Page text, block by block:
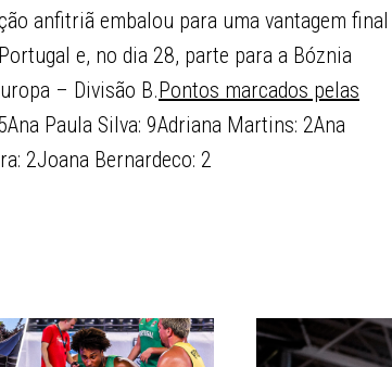
anfitriã embalou para uma vantagem final
e, no dia 28, parte para a Bóznia
– Divisão B.Pontos marcados pelas
Paula Silva: 9Adriana Martins: 2Ana
2Joana Bernardeco: 2